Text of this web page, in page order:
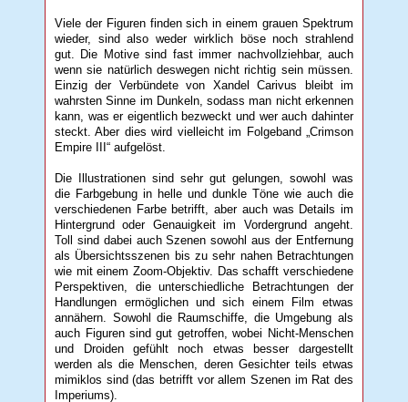
Viele der Figuren finden sich in einem grauen Spektrum
wieder, sind also weder wirklich böse noch strahlend
gut. Die Motive sind fast immer nachvollziehbar, auch
wenn sie natürlich deswegen nicht richtig sein müssen.
Einzig der Verbündete von Xandel Carivus bleibt im
wahrsten Sinne im Dunkeln, sodass man nicht erkennen
kann, was er eigentlich bezweckt und wer auch dahinter
steckt. Aber dies wird vielleicht im Folgeband „Crimson
Empire III“ aufgelöst.
Die Illustrationen sind sehr gut gelungen, sowohl was
die Farbgebung in helle und dunkle Töne wie auch die
verschiedenen Farbe betrifft, aber auch was Details im
Hintergrund oder Genauigkeit im Vordergrund angeht.
Toll sind dabei auch Szenen sowohl aus der Entfernung
als Übersichtsszenen bis zu sehr nahen Betrachtungen
wie mit einem Zoom-Objektiv. Das schafft verschiedene
Perspektiven, die unterschiedliche Betrachtungen der
Handlungen ermöglichen und sich einem Film etwas
annähern. Sowohl die Raumschiffe, die Umgebung als
auch Figuren sind gut getroffen, wobei Nicht-Menschen
und Droiden gefühlt noch etwas besser dargestellt
werden als die Menschen, deren Gesichter teils etwas
mimiklos sind (das betrifft vor allem Szenen im Rat des
Imperiums).